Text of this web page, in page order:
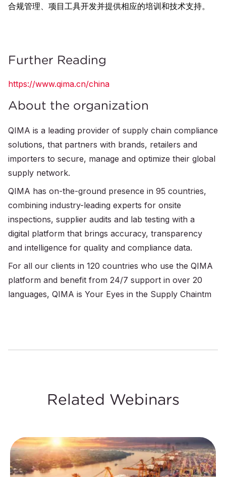
合规管理、项目工具开发并提供相应的培训和技术支持。
Further Reading
https://www.qima.cn/china
About the organization
QIMA is a leading provider of supply chain compliance
solutions, that partners with brands, retailers and
importers to secure, manage and optimize their global
supply network.
QIMA has on-the-ground presence in 95 countries,
combining industry-leading experts for onsite
inspections, supplier audits and lab testing with a
digital platform that brings accuracy, transparency
and intelligence for quality and compliance data.
For all our clients in 120 countries who use the QIMA
platform and benefit from 24/7 support in over 20
languages, QIMA is Your Eyes in the Supply Chaintm
Related Webinars